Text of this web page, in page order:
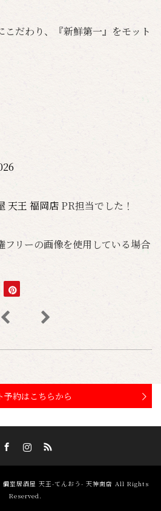
だわり、『新鮮第一』をモット
天王 福岡店 PR担当でした！
リーの画像を使用している場合
予約はこちらから
個室居酒屋 天王-てんおう- 天神南店 All Rights
Reserved.